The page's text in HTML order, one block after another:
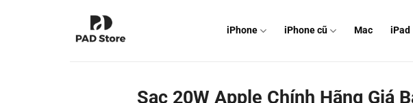
iPhone iPhone cũ Mac iPad
Sạc 20W Apple Chính Hãng Giá